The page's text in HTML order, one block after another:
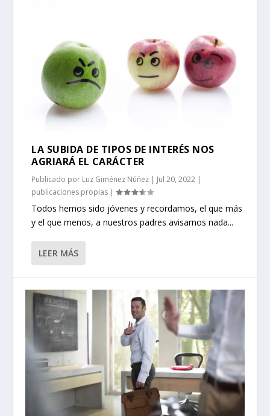
LA SUBIDA DE TIPOS DE INTERÉS NOS
AGRIARÁ EL CARÁCTER
Publicado por Luz Giménez Núñez | Jul 20, 2022 |
publicaciones propias |
Todos hemos sido jóvenes y recordamos, el que más
y el que menos, a nuestros padres avisarnos nada...
LEER MÁS